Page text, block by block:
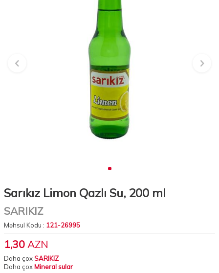
Sarıkız Limon Qazlı Su, 200 ml
SARIKIZ
Məhsul Kodu : 121-26995
1,30 AZN
Daha çoxSARIKIZ
Daha çox Mineral sular